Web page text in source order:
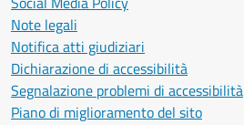
Note legali
Notifica atti giudiziari
Dichiarazione di accessibilità
Segnalazione problemi di accessibilità
Piano di miglioramento del sito